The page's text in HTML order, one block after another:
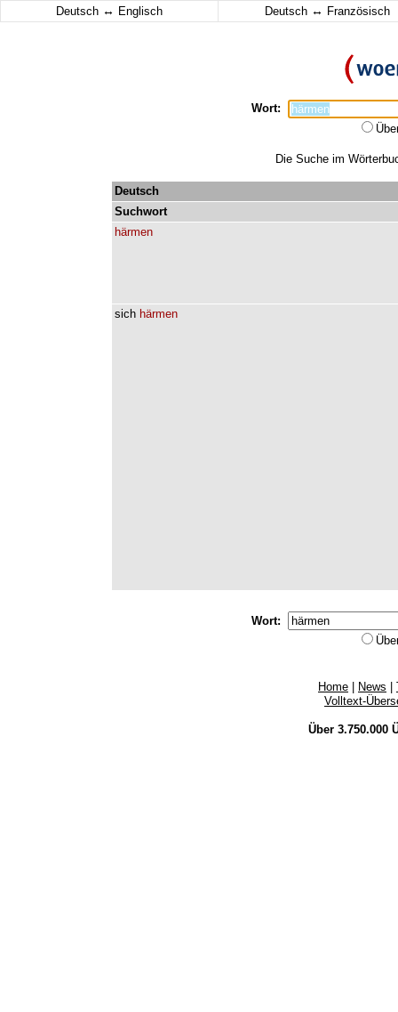
Deutsch ↔ Englisch Deutsch ↔ Französisch
Wort:
Die Suche im
Deutsch
Suchwort
härmen
sich härmen
Wort:
Home News
Volltext-
Über 3.750.000